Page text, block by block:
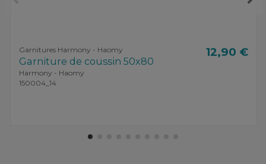
Garnitures Harmony - Haomy
Garniture de coussin 50x80
Harmony - Haomy
150004_14
12,90 €